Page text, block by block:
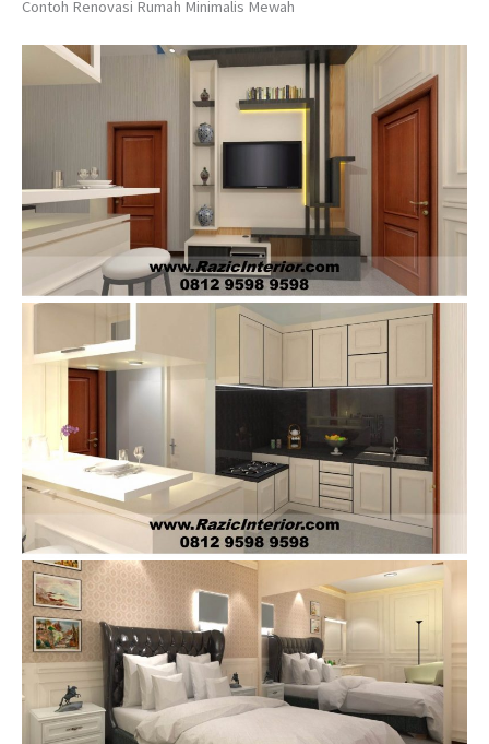
Contoh Renovasi Rumah Minimalis Mewah